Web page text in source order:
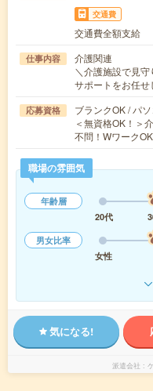
交通費
交通費全額支給
仕事内容
介護関連
＼介護施設で見
サポートをお任
応募資格
ブランクOK / パ
＜無資格OK！＞
不問！Wワーク
職場の雰囲気
年齢層
20代
男女比率
女性
気になる!
派遣会社